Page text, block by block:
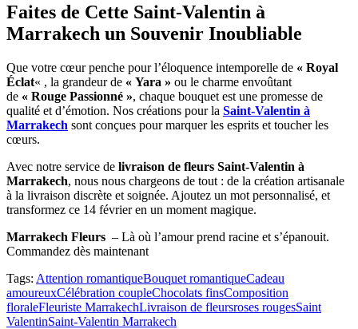
Faites de Cette Saint-Valentin à
Marrakech un Souvenir Inoubliable
Que votre cœur penche pour l’éloquence intemporelle de « Royal
Éclat« , la grandeur de « Yara » ou le charme envoûtant
de « Rouge Passionné », chaque bouquet est une promesse de
qualité et d’émotion. Nos créations pour la Saint-Valentin à
Marrakech sont conçues pour marquer les esprits et toucher les
cœurs.
Avec notre service de livraison de fleurs Saint-Valentin à
Marrakech, nous nous chargeons de tout : de la création artisanale
à la livraison discrète et soignée. Ajoutez un mot personnalisé, et
transformez ce 14 février en un moment magique.
Marrakech Fleurs – Là où l’amour prend racine et s’épanouit.
Commandez dès maintenant
Tags: Attention romantiqueBouquet romantiqueCadeau
amoureuxCélébration coupleChocolats finsComposition
floraleFleuriste MarrakechLivraison de fleursroses rougesSaint
ValentinSaint-Valentin Marrakech